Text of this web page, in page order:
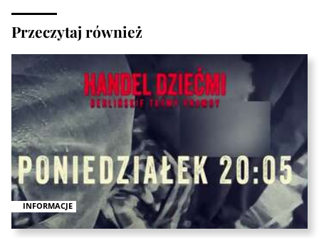
Przeczytaj również
INFORMACJE